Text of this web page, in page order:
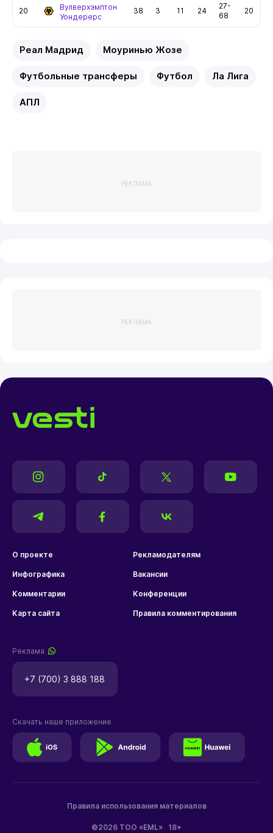
20
Вулверхэмптон
Уондерерс
38 3 11 24
27-
68
20
Реал Мадрид Моуринью Жозе
Футбольные трансферы Футбол Ла Лига
АПЛ
РЕКЛАМА
РЕКЛАМА
О проекте Рекламодателям
Инфографика Вакансии
Комментарии Конференции
Карта сайта Правила комментирования
Реклама
+7 (700) 3 888 188
©2026 ТОО «EML» 18+
Правила использования материалов
Скачать наше приложение